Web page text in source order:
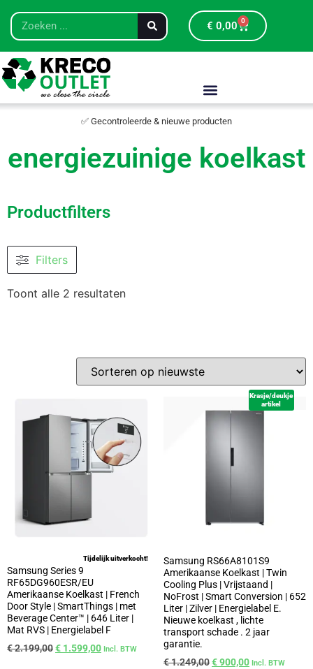
€ 0,00 0
✅ Gecontroleerde & nieuwe producten
energiezuinige koelkast
Productfilters
Filters
Toont alle 2 resultaten
Tijdelijk uitverkocht!
Samsung Series 9
RF65DG960ESR/EU
Amerikaanse Koelkast | French
Door Style | SmartThings | met
Beverage Center™ | 646 Liter |
Mat RVS | Energielabel F
€2.199,00€ 1.599,00 Incl. BTW
Krasje/deukje
artikel
Samsung RS66A8101S9
Amerikaanse Koelkast | Twin
Cooling Plus | Vrijstaand |
NoFrost | Smart Conversion | 652
Liter | Zilver | Energielabel E.
Nieuwe koelkast , lichte
transport schade . 2 jaar
garantie.
€1.249,00€900,00 Incl. BTW